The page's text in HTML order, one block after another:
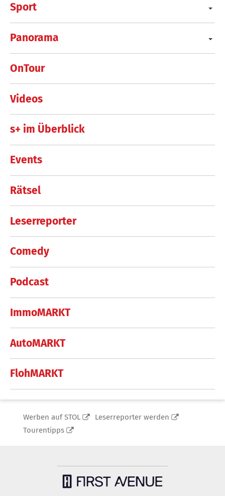
Sport
Panorama
OnTour
Videos
s+ im Überblick
Events
Rätsel
Leserreporter
Comedy
Podcast
ImmoMARKT
AutoMARKT
FlohMARKT
Werben auf STOL
Leserreporter werden
Tourentipps